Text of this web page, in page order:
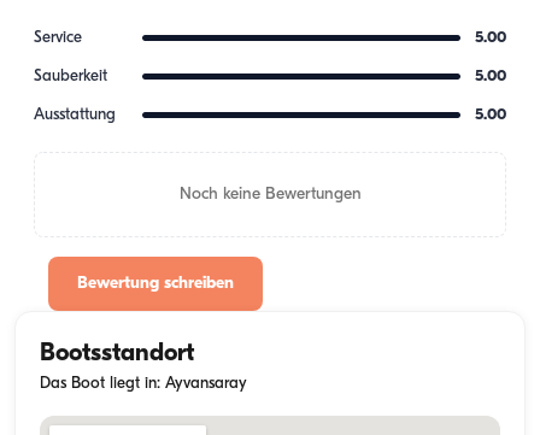
Service 5.00
Sauberkeit 5.00
Ausstattung 5.00
Noch keine Bewertungen
Bewertung schreiben
Bootsstandort
Das Boot liegt in: Ayvansaray